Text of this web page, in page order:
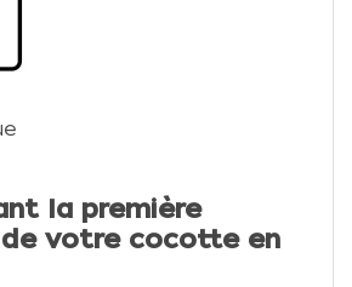
la première
votre cocotte en